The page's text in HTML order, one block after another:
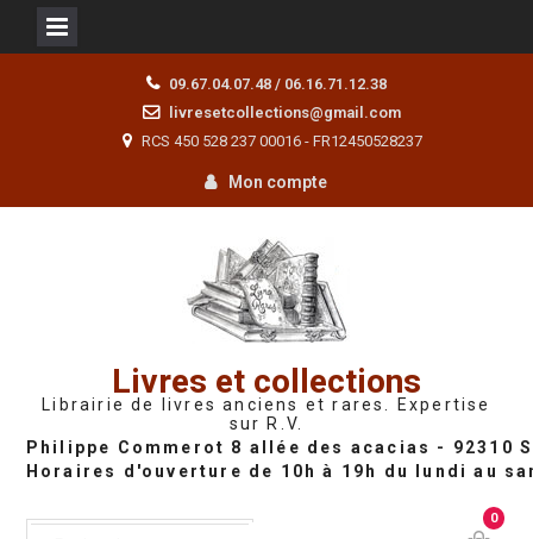
09.67.04.07.48 / 06.16.71.12.38
livresetcollections@gmail.com
RCS 450 528 237 00016 - FR12450528237
Mon compte
Livres et collections
Librairie de livres anciens et rares. Expertise
sur R.V.
0